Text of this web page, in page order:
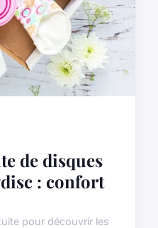
de disques
: confort
pour découvrir les